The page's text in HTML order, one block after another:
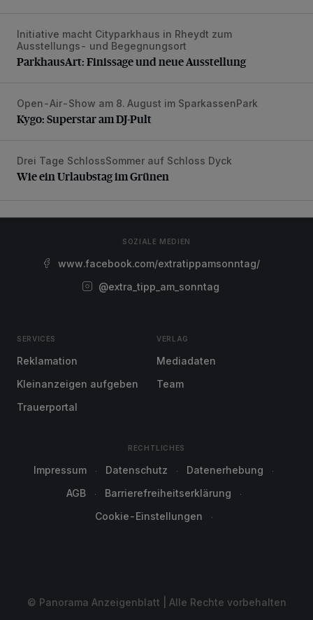
ParkhausArt: Finissage und neue Ausstellung
Initiative macht Cityparkhaus in Rheydt zum
Ausstellungs- und Begegnungsort
ParkhausArt: Finissage und neue Ausstellung
Kygo: Superstar am DJ-Pult
Open-Air-Show am 8. August im SparkassenPark
Kygo: Superstar am DJ-Pult
Wie ein Urlaubstag im Grünen
Drei Tage SchlossSommer auf Schloss Dyck
Wie ein Urlaubstag im Grünen
SOZIALE MEDIEN
www.facebook.com/extratippamsonntag/
@extra_tipp_am_sonntag
SERVICES
Reklamation
Kleinanzeigen aufgeben
Trauerportal
VERLAG
Mediadaten
Team
RECHTLICHES
Impressum Datenschutz
Datenerhebung
AGB
Barrierefreiheitserklärung
Cookie-Einstellungen
© Panorama Anzeigenblatt | Alle Rechte vorbehalten